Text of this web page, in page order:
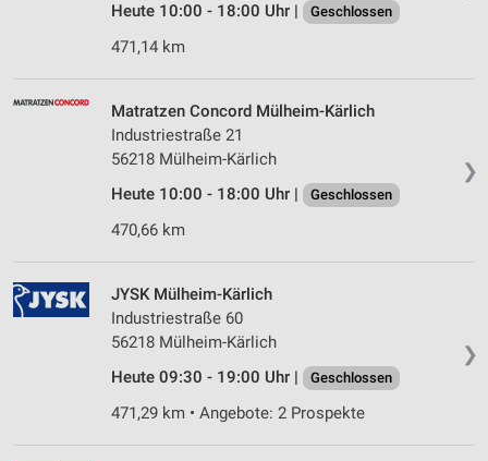
Heute 10:00 - 18:00 Uhr |
Geschlossen
471,14 km
❯
Matratzen Concord Mülheim-Kärlich
Industriestraße 21
56218 Mülheim-Kärlich
Heute 10:00 - 18:00 Uhr |
Geschlossen
470,66 km
❯
JYSK Mülheim-Kärlich
Industriestraße 60
56218 Mülheim-Kärlich
Heute 09:30 - 19:00 Uhr |
Geschlossen
471,29 km • Angebote: 2 Prospekte